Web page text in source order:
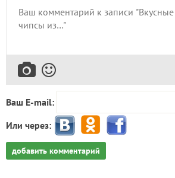
Ваш E-mail:
Или через:
добавить комментарий